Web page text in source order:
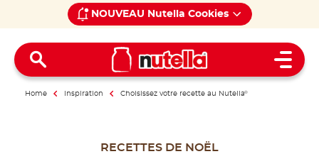
NOUVEAU Nutella Cookies
Open
Home Inspiration Choisissez votre recette au Nutella®
RECETTES DE NOËL